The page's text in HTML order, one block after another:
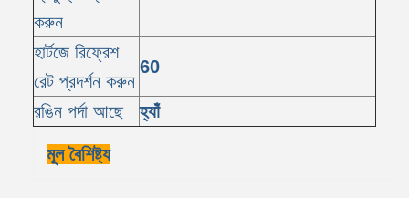
করুন
হার্টজে রিফ্রেশ
রেট প্রদর্শন করুন
60
রঙিন পর্দা আছে হ্যাঁ
মূল বৈশিষ্ট্য